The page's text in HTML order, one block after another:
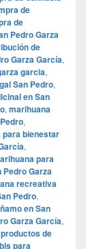
de
de
Pedro Garza
de
Garza García,
garcia,
San Pedro,
en San
, marihuana
,
para bienestar
,
para
Garza
recreativa
Pedro,
en San
Garza García,
productos de
para